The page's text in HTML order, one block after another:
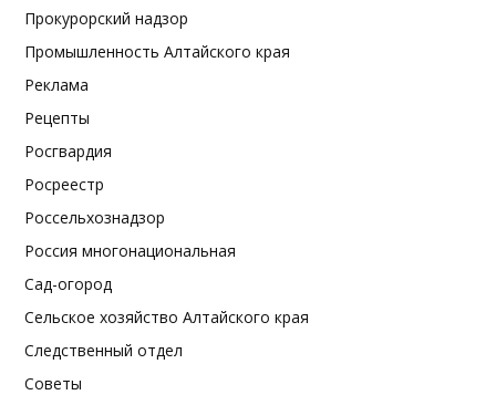
Прокурорский надзор
Промышленность Алтайского края
Реклама
Рецепты
Росгвардия
Росреестр
Россельхознадзор
Россия многонациональная
Сад-огород
Сельское хозяйство Алтайского края
Следственный отдел
Советы